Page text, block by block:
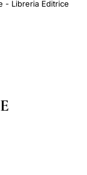
- Libreria Editrice